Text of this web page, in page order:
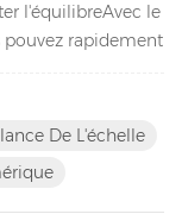
l'équilibreAvec le
pouvez rapidement
pour emballage.
1 / 600 000
De L'échelle